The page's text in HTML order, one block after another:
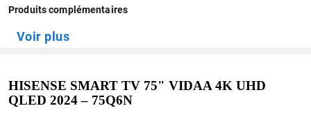
Produits complémentaires
Voir plus
HISENSE SMART TV 75" VIDAA 4K UHD
QLED 2024 – 75Q6N